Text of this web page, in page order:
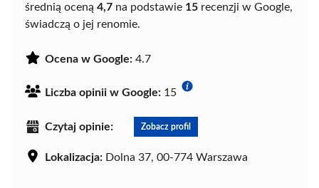
średnią oceną 4,7 na podstawie 15 recenzji w Google,
świadczą o jej renomie.
Ocena w Google: 4.7
Liczba opinii w Google: 15
Czytaj opinie: Zobacz profil
Lokalizacja: Dolna 37, 00-774 Warszawa